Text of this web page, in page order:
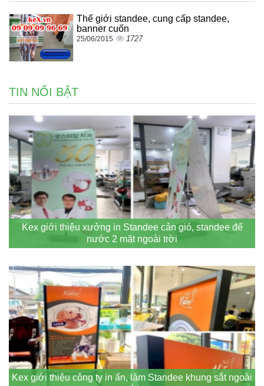
Thế giới standee, cung cấp standee,
banner cuốn
25/06/2015 1727
TIN NỔI BẬT
Kex giới thiệu xưởng in Standee cản gió, standee đế
nước 2 mặt ngoài trời
Kex giới thiệu công ty in ấn, làm Standee khung sắt ngoài